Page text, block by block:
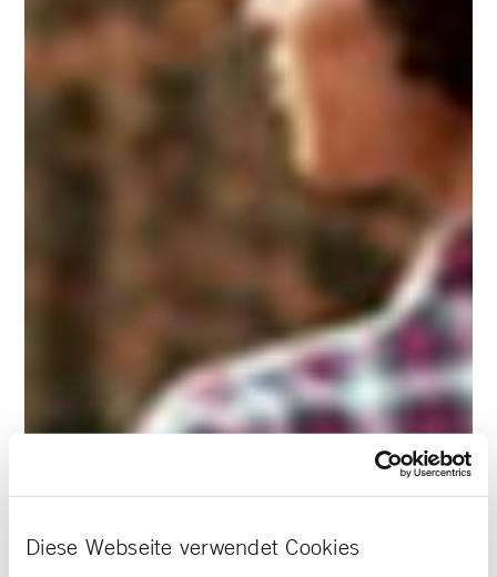
Diese Webseite verwendet Cookies